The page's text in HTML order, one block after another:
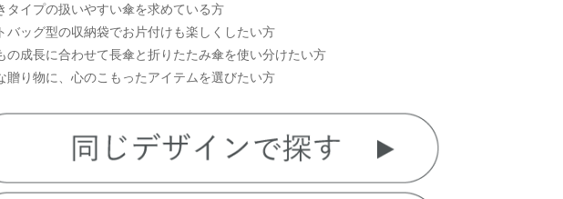
タイプの扱いやすい傘を求めている方
バッグ型の収納袋でお片付けも楽しくしたい方
の成長に合わせて長傘と折りたたみ傘を使い分けたい方
贈り物に、心のこもったアイテムを選びたい方